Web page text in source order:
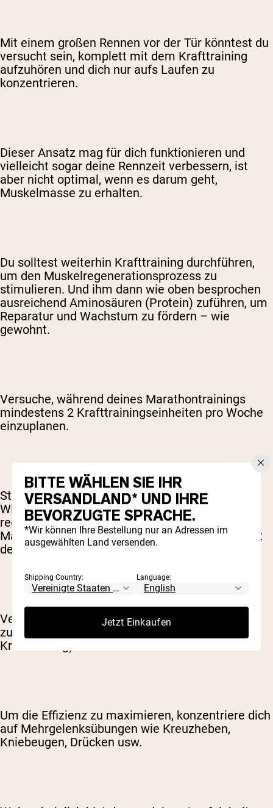
Mit einem großen Rennen vor der Tür könntest du
versucht sein, komplett mit dem Krafttraining
aufzuhören und dich nur aufs Laufen zu
konzentrieren.
Dieser Ansatz mag für dich funktionieren und
vielleicht sogar deine Rennzeit verbessern, ist
aber nicht optimal, wenn es darum geht,
Muskelmasse zu erhalten.
Du solltest weiterhin Krafttraining durchführen,
um den Muskelregenerationsprozess zu
stimulieren. Und ihm dann wie oben besprochen
ausreichend Aminosäuren (Protein) zuführen, um
Reparatur und Wachstum zu fördern – wie
gewohnt.
Versuche, während deines Marathontrainings
mindestens 2 Krafttrainingseinheiten pro Woche
einzuplanen.
Statt neue Bestleistungen anzustreben oder die
Wiederholungen und Sätze zu maximieren,
reduziere die Intensität auf etwa 70 % deines
Maximums. Also eine moderatere Belastung mit
dem Ziel der Erhaltung.
Versuche zumindest, dein aktuelles Kraftniveau
zu halten, damit du nach dem Rennen (mit
Krafttraining) wieder voll durchstarten kannst.
Um die Effizienz zu maximieren, konzentriere dich
auf Mehrgelenksübungen wie Kreuzheben,
Kniebeugen, Drücken usw.
BITTE WÄHLEN SIE IHR
VERSANDLAND* UND IHRE
BEVORZUGTE SPRACHE.
*Wir können Ihre Bestellung nur an Adressen im
ausgewählten Land versenden.
Shipping Country: Language:
Jetzt Einkaufen